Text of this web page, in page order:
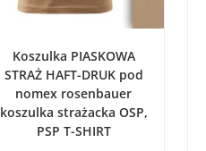
Koszulka PIASKOWA
STRAŻ HAFT-DRUK pod
nomex rosenbauer
koszulka strażacka OSP,
PSP T-SHIRT